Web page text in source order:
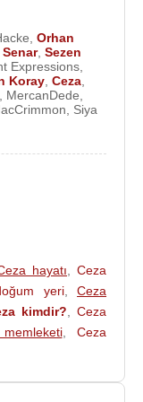
kentinde
En İyi
imza attı.
Yerli Plaka
şarkısında
dizinin müziği
çeşitli şarkılar
N9ne isimli
düet
Türkçe
Orhan
, Sezen
Expressions
Koray Ceza
MercanDede
Siya
hayatı
Ceza
yeri,Ceza
kimdir?
Ceza
, Ceza